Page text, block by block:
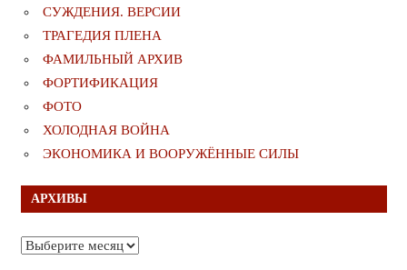
СУЖДЕНИЯ. ВЕРСИИ
ТРАГЕДИЯ ПЛЕНА
ФАМИЛЬНЫЙ АРХИВ
ФОРТИФИКАЦИЯ
ФОТО
ХОЛОДНАЯ ВОЙНА
ЭКОНОМИКА И ВООРУЖЁННЫЕ СИЛЫ
АРХИВЫ
Архивы